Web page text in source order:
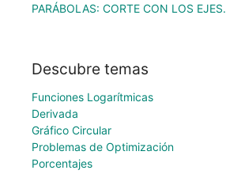
PARÁBOLAS: CORTE CON LOS EJES.
Descubre temas
Funciones Logarítmicas
Derivada
Gráfico Circular
Problemas de Optimización
Porcentajes